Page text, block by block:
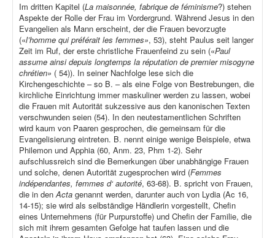
Im dritten Kapitel (La maisonnée, fabrique de féminisme?) stehen
Aspekte der Rolle der Frau im Vordergrund. Während Jesus in den
Evangelien als Mann erscheint, der die Frauen bevorzugte
(«l’homme qui préférait les femmes», 53), steht Paulus seit langer
Zeit im Ruf, der erste christliche Frauenfeind zu sein («Paul
assume ainsi depuis longtemps la réputation de premier misogyne
chrétien» ( 54)). In seiner Nachfolge lese sich die
Kirchengeschichte – so B. – als eine Folge von Bestrebungen, die
kirchliche Einrichtung immer maskuliner werden zu lassen, wobei
die Frauen mit Autorität sukzessive aus den kanonischen Texten
verschwunden seien (54). In den neutestamentlichen Schriften
wird kaum von Paaren gesprochen, die gemeinsam für die
Evangelisierung eintreten. B. nennt einige wenige Beispiele, etwa
Philemon und Apphia (60, Anm. 23, Phm 1-2). Sehr
aufschlussreich sind die Bemerkungen über unabhängige Frauen
und solche, denen Autorität zugesprochen wird (Femmes
indépendantes, femmes d‘ autorité, 63-68). B. spricht von Frauen,
die in denActa genannt werden, darunter auch von Lydia (Ac 16,
14-15); sie wird als selbständige Händlerin vorgestellt, Chefin
eines Unternehmens (für Purpurstoffe) und Chefin der Familie, die
sich mit ihrem gesamten Gefolge hat taufen lassen und die